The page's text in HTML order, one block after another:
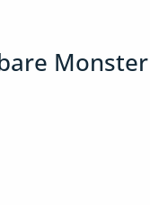
Monster